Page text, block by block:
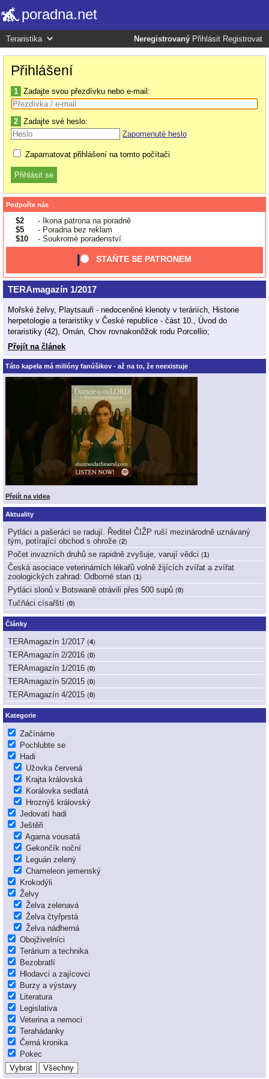
poradna.net
Neregistrovaný Přihlásit Registrovat
Přihlášení
1 Zadajte svou přezdívku nebo e-mail:
2 Zadajte své heslo:
Zapomenuté heslo
Zapamatovat přihlášení na tomto počítači
Podpořte nás
$2
- Ikona patrona na poradně
$5
- Poradna bez reklam
$10
- Soukromé poradenství
STAŇTE SE PATRONEM
TERAmagazín 1/2017
Mořské želvy, Playtsauři - nedoceněné klenoty v teráriích, Historie
herpetologie a teraristiky v České republice - část 10., Úvod do
teraristiky (42), Omán, Chov rovnakonôžok rodu Porcellio;
Přejít na článek
Táto kapela má milióny fanúšikov - až na to, že neexistuje
Přejít na videa
Aktuality
Pytláci a pašeráci se radují. Ředitel ČIŽP ruší mezinárodně uznávaný
tým, potírající obchod s ohrože (2)
Počet invazních druhů se rapidně zvyšuje, varují vědci (1)
Česká asociace veterinárních lékařů volně žijících zvířat a zvířat
zoologických zahrad: Odborné stan (1)
Pytláci slonů v Botswaně otrávili přes 500 supů (0)
Tučňáci císařští (0)
Články
TERAmagazín 1/2017 (4)
TERAmagazín 2/2016 (0)
TERAmagazín 1/2016 (0)
TERAmagazín 5/2015 (0)
TERAmagazín 4/2015 (0)
Kategorie
Začínáme
Pochlubte se
Hadi
Užovka červená
Krajta královská
Korálovka sedlatá
Hroznýš královský
Jedovatí hadi
Ještěři
Agama vousatá
Gekončík noční
Leguán zelený
Chameleon jemenský
Krokodýli
Želvy
Želva zelenavá
Želva čtyřprstá
Želva nádherná
Obojživelníci
Terárium a technika
Bezobratlí
Hlodavci a zajícovci
Burzy a výstavy
Literatura
Legislativa
Veterina a nemoci
Terahádanky
Černá kronika
Pokec